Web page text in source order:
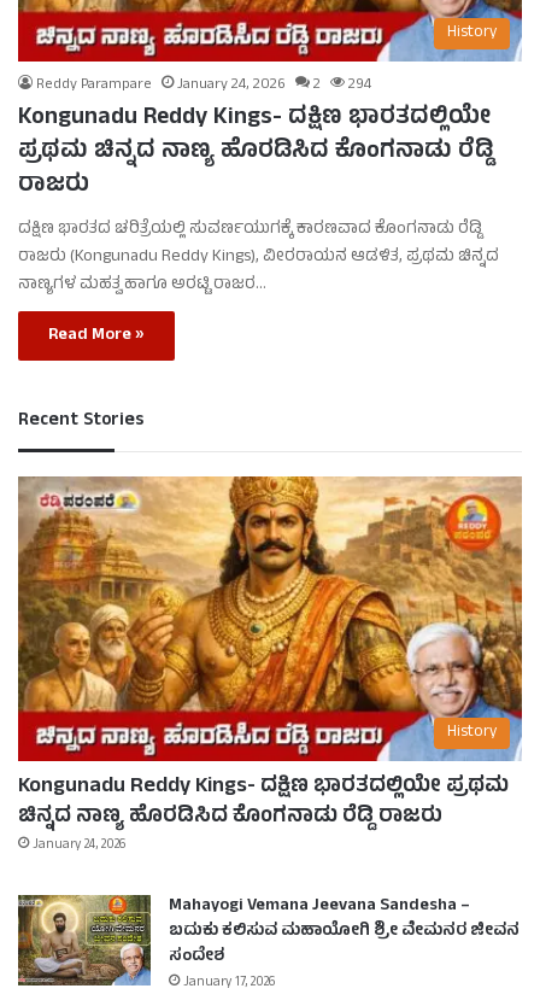
History
Reddy Parampare January 24, 2026 2 294
Kongunadu Reddy Kings- ದಕ್ಷಿಣ ಭಾರತದಲ್ಲಿಯೇ
ಪ್ರಥಮ ಚಿನ್ನದ ನಾಣ್ಯ ಹೊರಡಿಸಿದ ಕೊಂಗನಾಡು ರೆಡ್ಡಿ
ರಾಜರು
ದಕ್ಷಿಣ ಭಾರತದ ಚರಿತ್ರೆಯಲ್ಲಿ ಸುವರ್ಣಯುಗಕ್ಕೆ ಕಾರಣವಾದ ಕೊಂಗನಾಡು ರೆಡ್ಡಿ
ರಾಜರು (Kongunadu Reddy Kings), ವೀರರಾಯನ ಆಡಳಿತ, ಪ್ರಥಮ ಚಿನ್ನದ
ನಾಣ್ಯಗಳ ಮಹತ್ವ ಹಾಗೂ ಅರಟ್ಟಿ ರಾಜರ…
Read More »
Recent Stories
History
Kongunadu Reddy Kings- ದಕ್ಷಿಣ ಭಾರತದಲ್ಲಿಯೇ ಪ್ರಥಮ
ಚಿನ್ನದ ನಾಣ್ಯ ಹೊರಡಿಸಿದ ಕೊಂಗನಾಡು ರೆಡ್ಡಿ ರಾಜರು
January 24, 2026
Mahayogi Vemana Jeevana Sandesha –
ಬದುಕು ಕಲಿಸುವ ಮಹಾಯೋಗಿ ಶ್ರೀ ವೇಮನರ ಜೀವನ
ಸಂದೇಶ
January 17, 2026